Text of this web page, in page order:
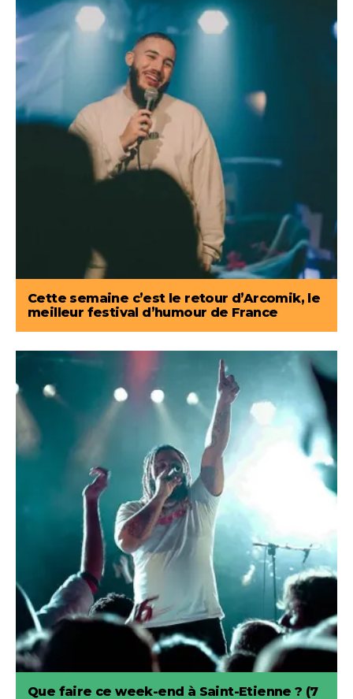
Cette semaine c’est le retour d’Arcomik, le
meilleur festival d’humour de France
Que faire ce week-end à Saint-Etienne ? (7